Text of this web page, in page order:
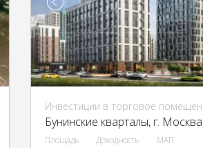
Инвестиции в торговое
Площадь Доходность МАП